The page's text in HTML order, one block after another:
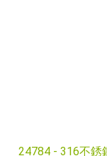
24784 - 316不銹